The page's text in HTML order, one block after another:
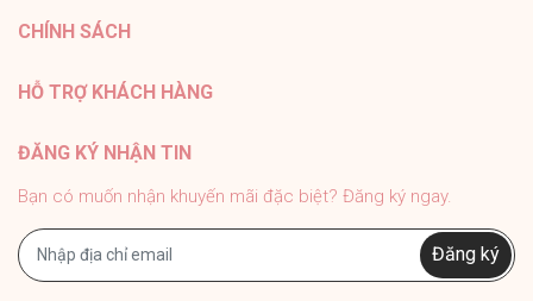
#phukien #mely #titan #trangsuc
CHÍNH SÁCH
HỖ TRỢ KHÁCH HÀNG
ĐĂNG KÝ NHẬN TIN
Bạn có muốn nhận khuyến mãi đặc biệt? Đăng ký ngay.
Đăng ký